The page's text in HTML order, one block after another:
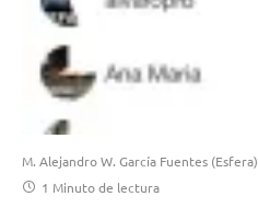
M. Alejandro W. García Fuentes (Esfera)
1 Minuto de lectura